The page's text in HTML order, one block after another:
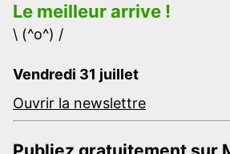
Le meilleur arrive !
\ (^o^) /
Vendredi 31 juillet
Ouvrir la newslettre